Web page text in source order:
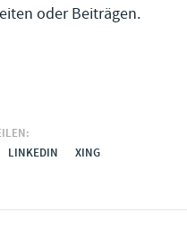
oder Beiträgen.
LINKEDIN XING